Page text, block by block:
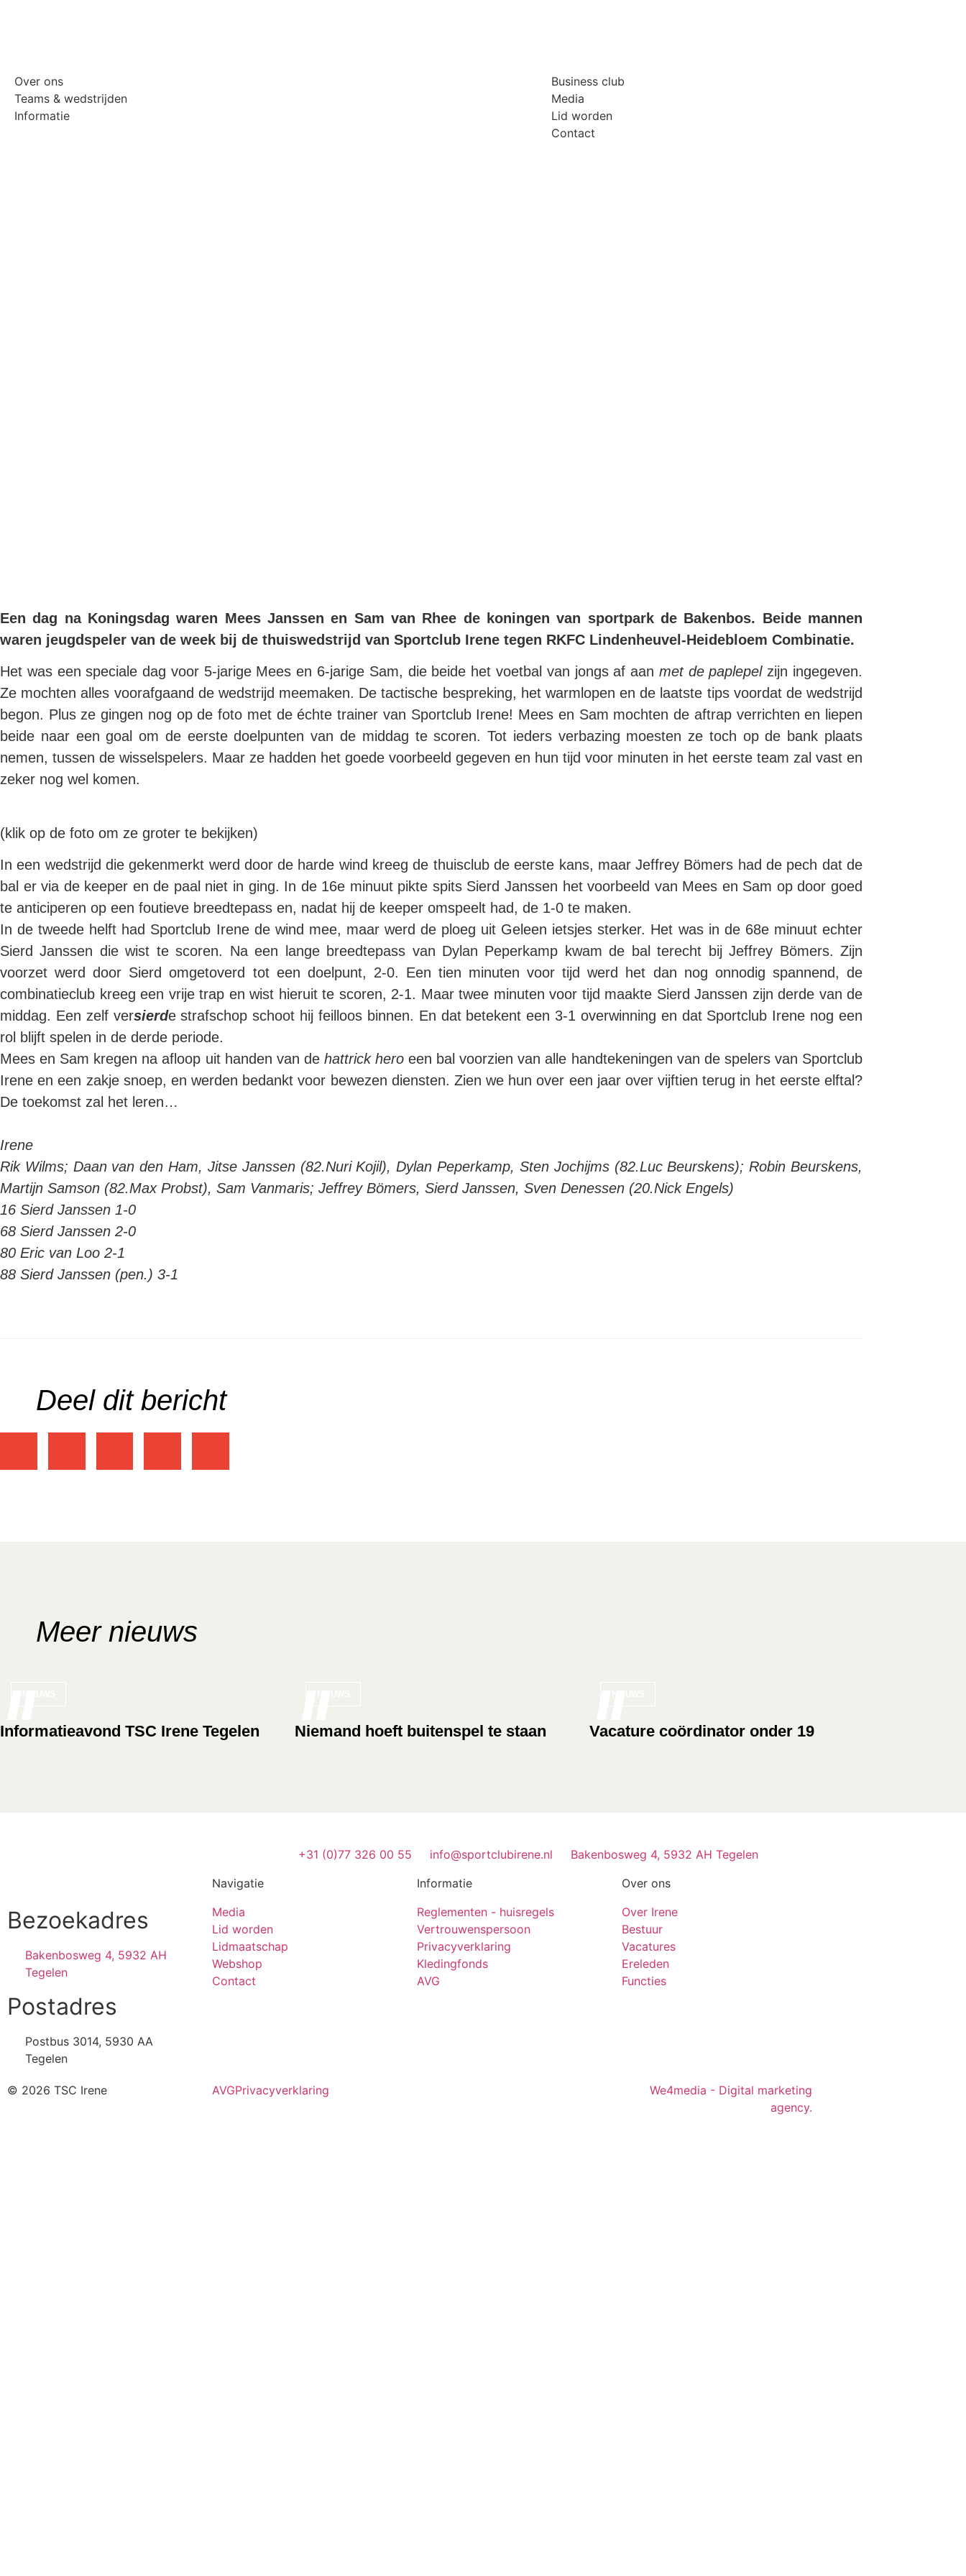
Over ons
Teams & wedstrijden
Informatie
Business club
Media
Lid worden
Contact
Een dag na Koningsdag waren Mees Janssen en Sam van Rhee de koningen van sportpark de Bakenbos. Beide mannen
waren jeugdspeler van de week bij de thuiswedstrijd van Sportclub Irene tegen RKFC Lindenheuvel-Heidebloem Combinatie.
Het was een speciale dag voor 5-jarige Mees en 6-jarige Sam, die beide het voetbal van jongs af aan met de paplepelzijn ingegeven.
Ze mochten alles voorafgaand de wedstrijd meemaken. De tactische bespreking, het warmlopen en de laatste tips voordat de wedstrijd
begon. Plus ze gingen nog op de foto met de échte trainer van Sportclub Irene! Mees en Sam mochten de aftrap verrichten en liepen
beide naar een goal om de eerste doelpunten van de middag te scoren. Tot ieders verbazing moesten ze toch op de bank plaats
nemen, tussen de wisselspelers. Maar ze hadden het goede voorbeeld gegeven en hun tijd voor minuten in het eerste team zal vast en
zeker nog wel komen.
(klik op de foto om ze groter te bekijken)
In een wedstrijd die gekenmerkt werd door de harde wind kreeg de thuisclub de eerste kans, maar Jeffrey Bömers had de pech dat de
bal er via de keeper en de paal niet in ging. In de 16e minuut pikte spits Sierd Janssen het voorbeeld van Mees en Sam op door goed
te anticiperen op een foutieve breedtepass en, nadat hij de keeper omspeelt had, de 1-0 te maken.
In de tweede helft had Sportclub Irene de wind mee, maar werd de ploeg uit Geleen ietsjes sterker. Het was in de 68e minuut echter
Sierd Janssen die wist te scoren. Na een lange breedtepass van Dylan Peperkamp kwam de bal terecht bij Jeffrey Bömers. Zijn
voorzet werd door Sierd omgetoverd tot een doelpunt, 2-0. Een tien minuten voor tijd werd het dan nog onnodig spannend, de
combinatieclub kreeg een vrije trap en wist hieruit te scoren, 2-1. Maar twee minuten voor tijd maakte Sierd Janssen zijn derde van de
middag. Een zelf versierde strafschop schoot hij feilloos binnen. En dat betekent een 3-1 overwinning en dat Sportclub Irene nog een
rol blijft spelen in de derde periode.
Mees en Sam kregen na afloop uit handen van de hattrick hero een bal voorzien van alle handtekeningen van de spelers van Sportclub
Irene en een zakje snoep, en werden bedankt voor bewezen diensten. Zien we hun over een jaar over vijftien terug in het eerste elftal?
De toekomst zal het leren…
Irene
Rik Wilms; Daan van den Ham, Jitse Janssen (82.Nuri Kojil), Dylan Peperkamp, Sten Jochijms (82.Luc Beurskens); Robin Beurskens,
Martijn Samson (82.Max Probst), Sam Vanmaris; Jeffrey Bömers, Sierd Janssen, Sven Denessen (20.Nick Engels)
16 Sierd Janssen 1-0
68 Sierd Janssen 2-0
80 Eric van Loo 2-1
88 Sierd Janssen (pen.) 3-1
Deel dit bericht
Meer nieuws
Informatieavond TSC Irene Tegelen Niemand hoeft buitenspel te staan Vacature coördinator onder 19
+31 (0)77 326 00 55 info@sportclubirene.nl Bakenbosweg 4, 5932 AH Tegelen
Bezoekadres
Bakenbosweg 4, 5932 AH
Tegelen
Postadres
Postbus 3014, 5930 AA
Tegelen
Navigatie
Media
Lid worden
Lidmaatschap
Webshop
Contact
Informatie
Reglementen - huisregels
Vertrouwenspersoon
Privacyverklaring
Kledingfonds
AVG
Over ons
Over Irene
Bestuur
Vacatures
Ereleden
Functies
© 2026 TSC Irene AVGPrivacyverklaring
We4media - Digital marketing
agency.